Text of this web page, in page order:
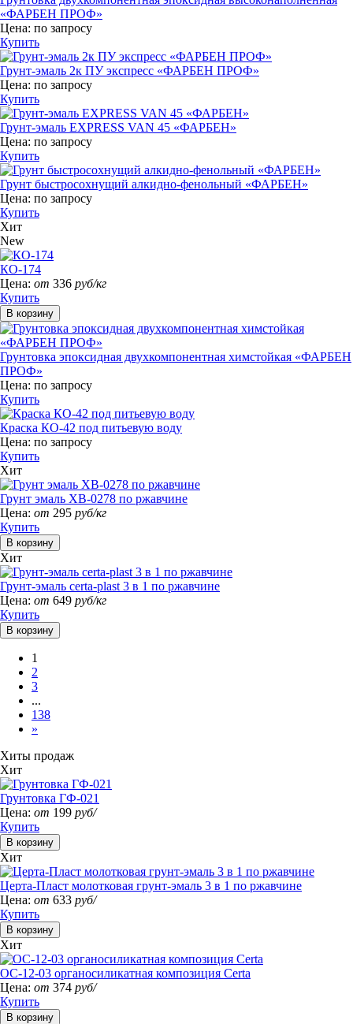
«ФАРБЕН ПРОФ»
Цена: по запросу
Купить
Грунт-эмаль 2к ПУ экспресс «ФАРБЕН ПРОФ»
Цена: по запросу
Купить
Грунт-эмаль EXPRESS VAN 45 «ФАРБЕН»
Цена: по запросу
Купить
Грунт быстросохнущий алкидно-фенольный «ФАРБЕН»
Цена: по запросу
Купить
Хит
New
КО-174
Цена: от 336 руб/кг
Купить
Грунтовка эпоксидная двухкомпонентная химстойкая «ФАРБЕН
ПРОФ»
Цена: по запросу
Купить
Краска КО-42 под питьевую воду
Цена: по запросу
Купить
Хит
Грунт эмаль ХВ-0278 по ржавчине
Цена: от 295 руб/кг
Купить
Хит
Грунт-эмаль certa-plast 3 в 1 по ржавчине
Цена: от 649 руб/кг
Купить
1
2
3
...
138
»
Хиты продаж
Хит
Грунтовка ГФ-021
Цена: от 199 руб/
Купить
Хит
Церта-Пласт молотковая грунт-эмаль 3 в 1 по ржавчине
Цена: от 633 руб/
Купить
Хит
ОС-12-03 органосиликатная композиция Certa
Цена: от 374 руб/
Купить